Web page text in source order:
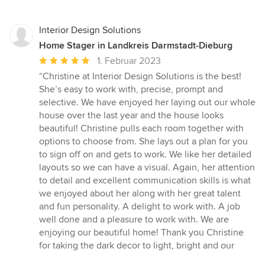
Interior Design Solutions
Home Stager in Landkreis Darmstadt-Dieburg
Durchschnittliche
Bewertung:
5
von
5
Sternen
1. Februar 2023
“Christine at Interior Design Solutions is the best!
She’s easy to work with, precise, prompt and
selective. We have enjoyed her laying out our whole
house over the last year and the house looks
beautiful! Christine pulls each room together with
options to choose from. She lays out a plan for you
to sign off on and gets to work. We like her detailed
layouts so we can have a visual. Again, her attention
to detail and excellent communication skills is what
we enjoyed about her along with her great talent
and fun personality. A delight to work with. A job
well done and a pleasure to work with. We are
enjoying our beautiful home! Thank you Christine
for taking the dark decor to light, bright and our